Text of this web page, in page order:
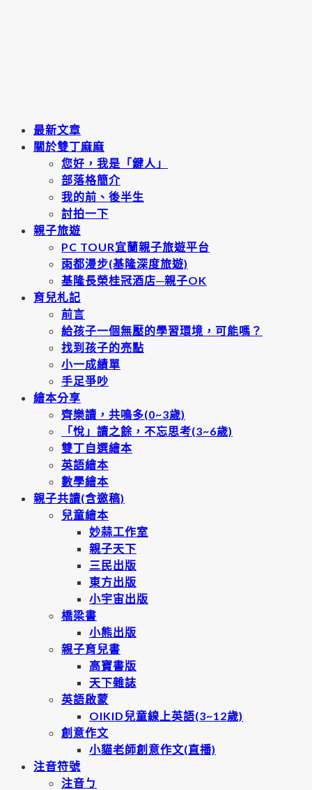
最新文章
關於雙丁麻麻
您好，我是「鍵人」
部落格簡介
我的前、後半生
討拍一下
親子旅遊
PC TOUR宜蘭親子旅遊平台
雨都漫步(基隆深度旅遊)
基隆長榮桂冠酒店─親子OK
育兒札記
前言
給孩子一個無壓的學習環境，可能嗎？
找到孩子的亮點
小一成績單
手足爭吵
繪本分享
齊樂讀，共鳴多(0~3歲)
「悅」讀之餘，不忘思考(3~6歲)
雙丁自選繪本
英語繪本
數學繪本
親子共讀(含邀稿)
兒童繪本
妙蒜工作室
親子天下
三民出版
東方出版
小宇宙出版
橋梁書
小熊出版
親子育兒書
高寶書版
天下雜誌
英語啟蒙
OIKID兒童線上英語(3~12歲)
創意作文
小貓老師創意作文(直播)
注音符號
注音ㄅ